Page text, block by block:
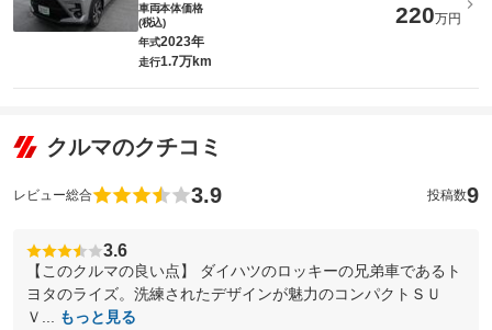
車両本体価格
(税込)
220万円
年式2023年
走行1.7万km
クルマのクチコミ
レビュー総合 3.9 投稿数9
3.6
【このクルマの良い点】 ダイハツのロッキーの兄弟車であるト
ヨタのライズ。洗練されたデザインが魅力のコンパクトＳＵ
Ｖ...
もっと見る